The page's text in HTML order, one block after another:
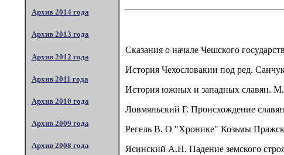
Архив 2014 года
Архив 2013 года
Архив 2012 года
Архив 2011 года
Архив 2010 года
Архив 2009 года
Архив 2008 года
Сказания о начале Чешского
История Чехословакии под ред.
История южных и западных славян. М.
Ловмяньский Г. Происхождение
Регель В. О "Хронике" Козьмы
Ясинский А.Н. Падение земского